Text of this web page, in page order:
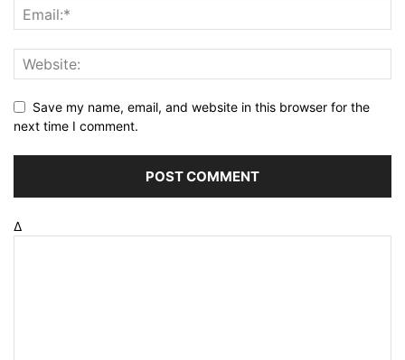
Save my name, email, and website in this browser for the
next time I comment.
Δ